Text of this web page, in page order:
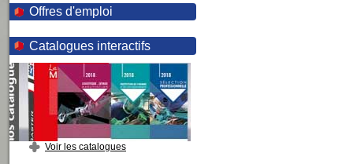
Offres d'emploi
Catalogues interactifs
Voir les catalogues